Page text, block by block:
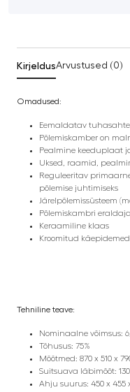
KirjeldusArvustused (0)
Omadused:
Eemaldatav
Põlemiskamber on
Pealmine keeduplaat
Uksed, raamid,
Reguleeritav
põlemise juhtimiseks
Järelpõlemissüsteem
Põlemiskambri eraldaja
Keraamiline klaas
Kroomitud käepidemed
Tehniline teave:
Nominaalne võimsus:
Tõhusus: 75%
Mõõtmed: 870 x 510 x
Suitsuava läbimõõt:
Ahju suurus: 450 x 455